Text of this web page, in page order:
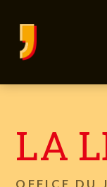
LA
OFFICE DU